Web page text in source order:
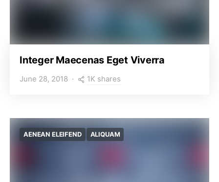
Integer Maecenas Eget Viverra
June 28, 2018 1K shares
AENEAN ELEIFEND ALIQUAM